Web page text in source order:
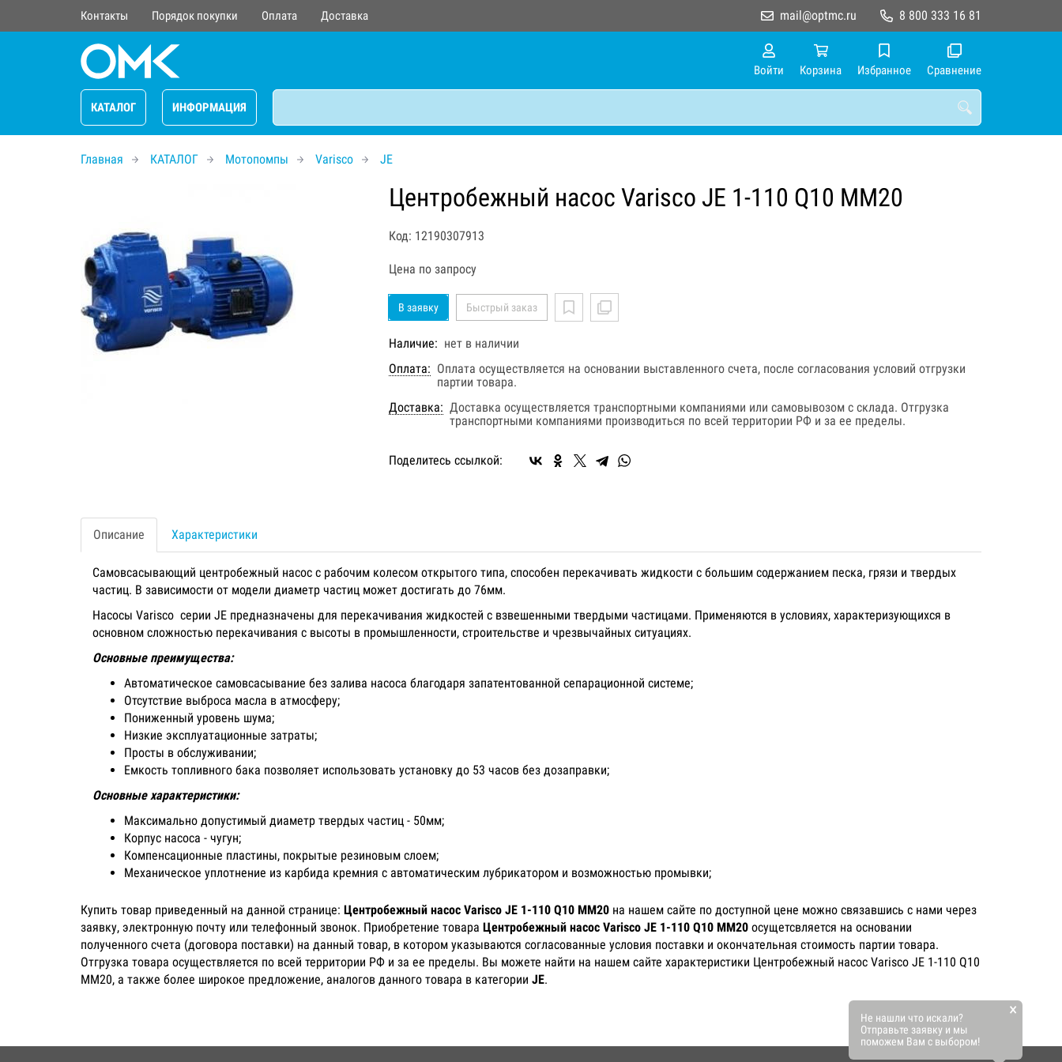
Контакты Порядок покупки Оплата Доставка 8 800 333 16 81
mail@optmc.ru
Войти Корзина Избранное Сравнение
КАТАЛОГ ИНФОРМАЦИЯ
Главная КАТАЛОГ Мотопомпы Varisco JE
Центробежный насос Varisco JE 1-110 Q10 MM20
Код: 12190307913
Цена по запросу
В заявку Быстрый заказ
Наличие: нет в наличии
Оплата: Оплата осуществляется на основании выставленного счета, после согласования условий отгрузки
партии товара.
Доставка: Доставка осуществляется транспортными компаниями или самовывозом с склада. Отгрузка
транспортными компаниями производиться по всей территории РФ и за ее пределы.
Поделитесь ссылкой:
Описание Характеристики
Самовсасывающий центробежный насос с рабочим колесом открытого типа, способен перекачивать жидкости с большим содержанием песка, грязи и твердых
частиц. В зависимости от модели диаметр частиц может достигать до 76мм.
Насосы Varisco серии JE предназначены для перекачивания жидкостей с взвешенными твердыми частицами. Применяются в условиях, характеризующихся в
основном сложностью перекачивания с высоты в промышленности, строительстве и чрезвычайных ситуациях.
Основные преимущества:
Автоматическое самовсасывание без залива насоса благодаря запатентованной сепарационной системе;
Отсутствие выброса масла в атмосферу;
Пониженный уровень шума;
Низкие эксплуатационные затраты;
Просты в обслуживании;
Емкость топливного бака позволяет использовать установку до 53 часов без дозаправки;
Основные характеристики:
Максимально допустимый диаметр твердых частиц - 50мм;
Корпус насоса - чугун;
Компенсационные пластины, покрытые резиновым слоем;
Механическое уплотнение из карбида кремния с автоматическим лубрикатором и возможностью промывки;
Купить товар приведенный на данной странице: Центробежный насос Varisco JE 1-110 Q10 MM20 на нашем сайте по доступной цене можно связавшись с нами через
заявку, электронную почту или телефонный звонок. Приобретение товара Центробежный насос Varisco JE 1-110 Q10 MM20 осущетсвляется на основании
полученного счета (договора поставки) на данный товар, в котором указываются согласованные условия поставки и окончательная стоимость партии товара.
Отгрузка товара осуществляется по всей территории РФ и за ее пределы. Вы можете найти на нашем сайте характеристики Центробежный насос Varisco JE 1-110 Q10
MM20, а также более широкое предложение, аналогов данного товара в категории JE.
Не нашли что искали?
Отправьте заявку и мы
поможем Вам с выбором!
×